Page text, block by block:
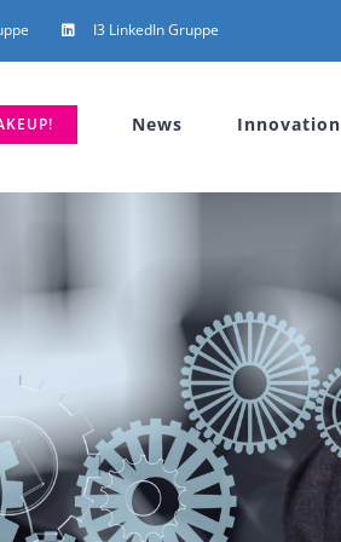
I3 LinkedIn Gruppe
News Innovation